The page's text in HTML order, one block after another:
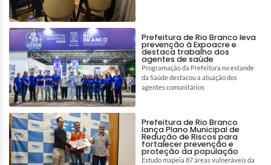
Prefeitura de Rio Branco leva
prevenção à Expoacre e
destaca trabalho dos
agentes de saúde
Programação da Prefeitura no estande
da Saúde destacou a atuação dos
agentes comunitários
Prefeitura de Rio Branco
lança Plano Municipal de
Redução de Riscos para
fortalecer prevenção e
proteção da população
Estudo mapeia 87 áreas vulneráveis da